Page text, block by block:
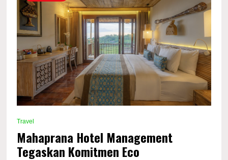
Travel
Mahaprana Hotel Management
Tegaskan Komitmen Eco